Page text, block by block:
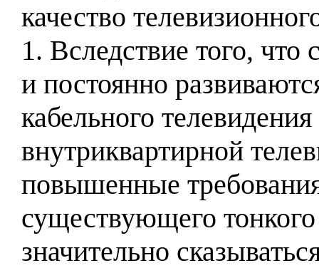
качество
1. Вследствие того, что
и постоянно
кабельного
внутриквартирной
повышенные
существующего
значительно